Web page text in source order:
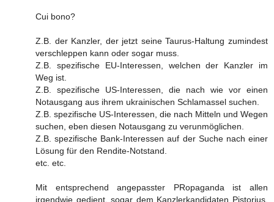
Cui bono?
Z.B. der Kanzler, der jetzt seine Taurus-Haltung zumindest
verschleppen kann oder sogar muss.
Z.B. spezifische EU-Interessen, welchen der Kanzler im
Weg ist.
Z.B. spezifische US-Interessen, die nach wie vor einen
Notausgang aus ihrem ukrainischen Schlamassel suchen.
Z.B. spezifische US-Interessen, die nach Mitteln und Wegen
suchen, eben diesen Notausgang zu verunmöglichen.
Z.B. spezifische Bank-Interessen auf der Suche nach einer
Lösung für den Rendite-Notstand.
etc. etc.
Mit entsprechend angepasster PRopaganda ist allen
irgendwie gedient, sogar dem Kanzlerkandidaten Pistorius,